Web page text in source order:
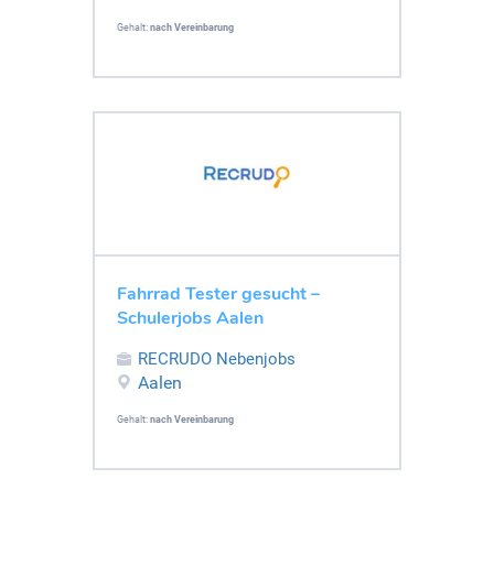
Gehalt: nach Vereinbarung
Fahrrad Tester gesucht –
Schulerjobs Aalen
RECRUDO Nebenjobs
Aalen
Gehalt: nach Vereinbarung